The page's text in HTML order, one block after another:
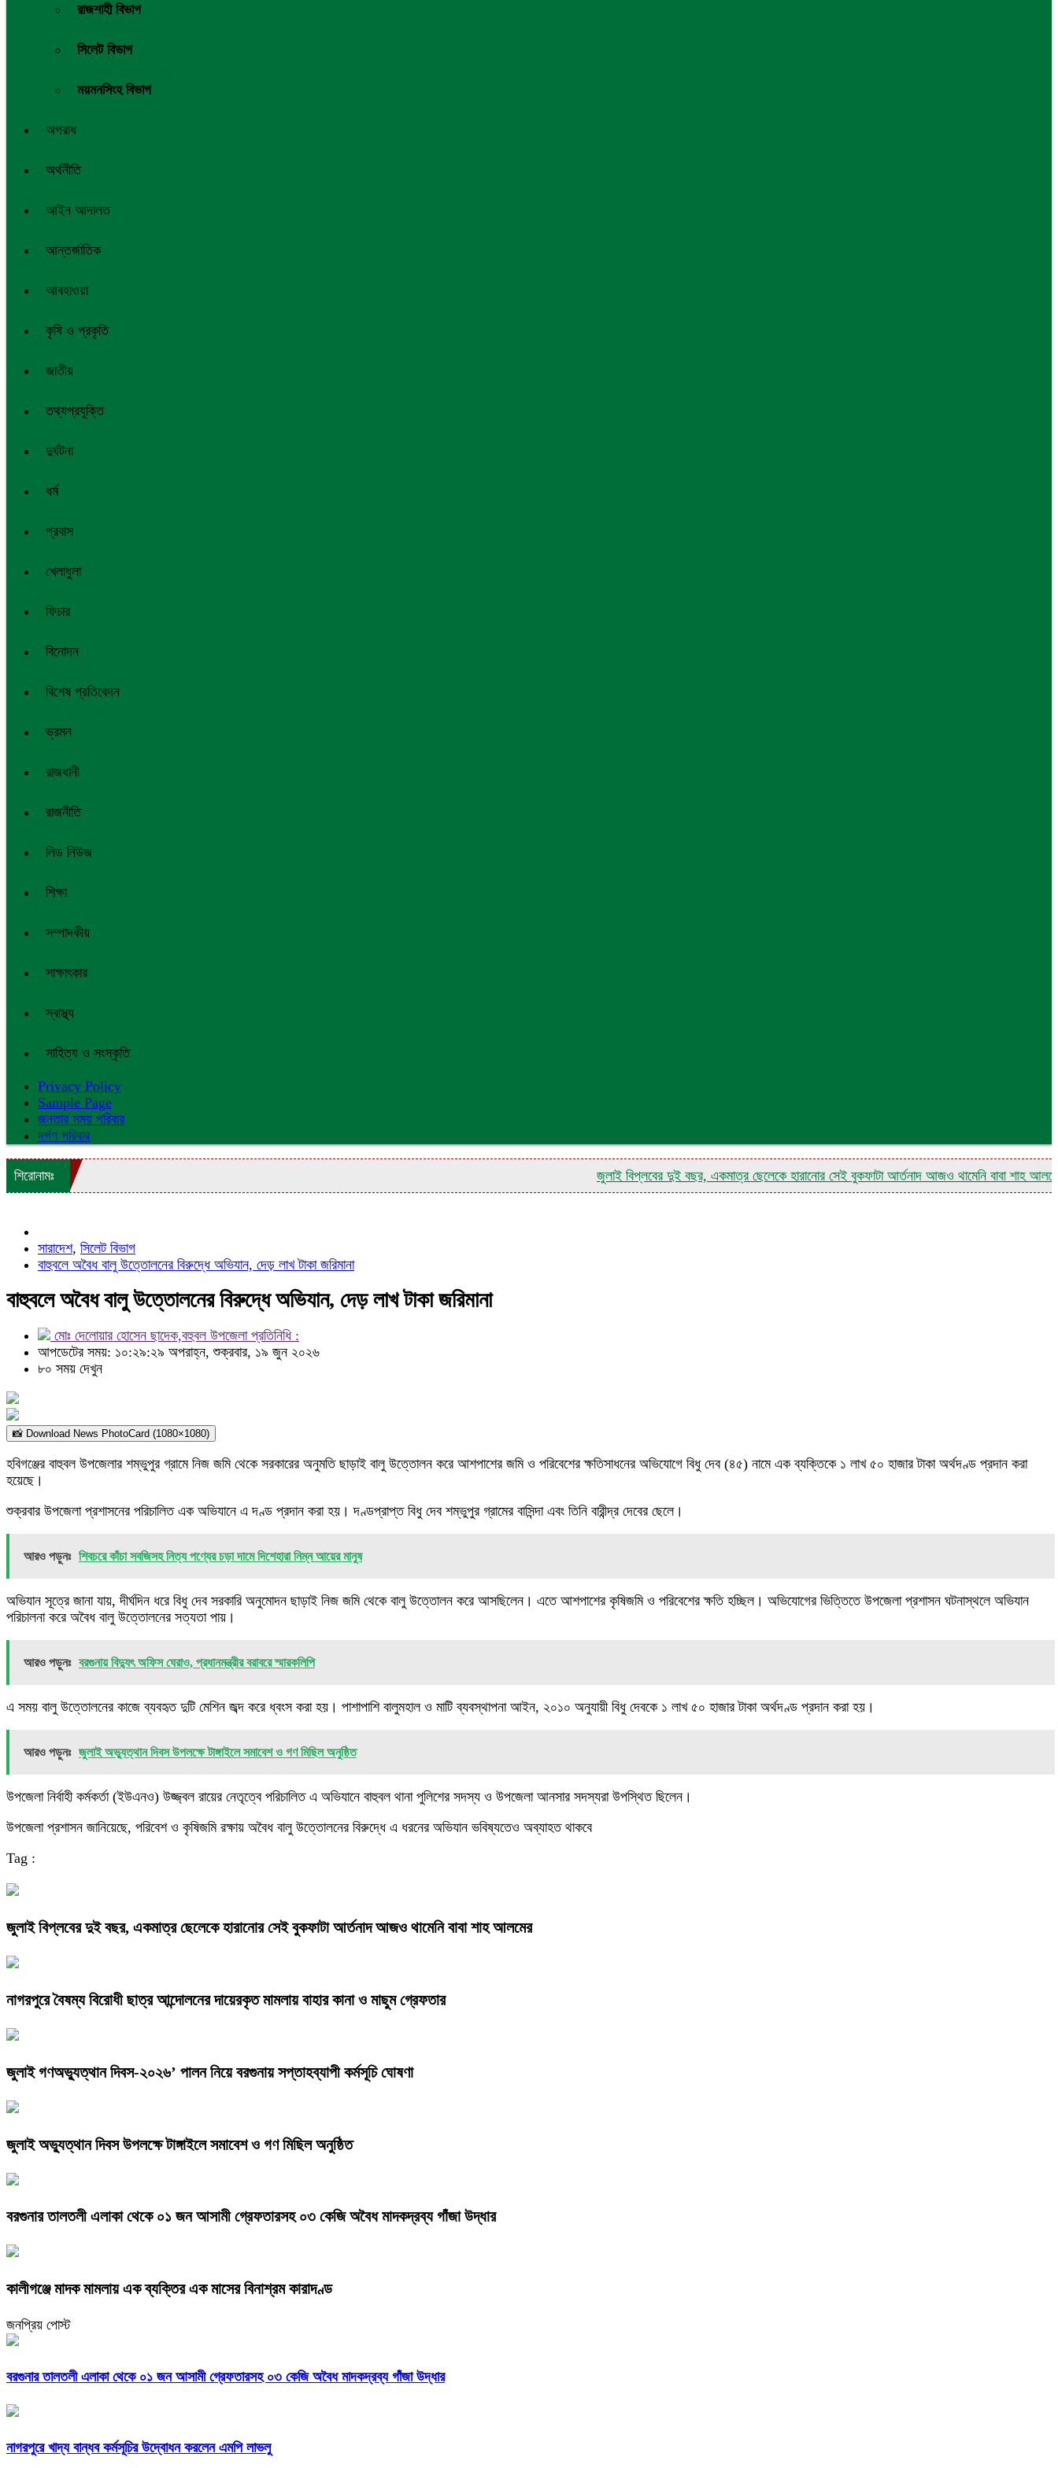
রাজশাহী বিভাগ
সিলেট বিভাগ
ময়মনসিংহ বিভাগ
অপরাধ
অর্থনীতি
আইন আদালত
আন্তর্জাতিক
আবহাওয়া
কৃষি ও প্রকৃতি
জাতীয়
তথ্যপ্রযুক্তি
দুর্ঘটনা
ধর্ম
প্রবাস
খেলাধুলা
ফিচার
বিনোদন
বিশেষ প্রতিবেদন
ভ্রমন
রাজধানী
রাজনীতি
লিড নিউজ
শিক্ষা
সম্পাদকীয়
সাক্ষাৎকার
স্বাস্থ্য
সাহিত্য ও সংস্কৃতি
Privacy Policy
Sample Page
জনতার সময় পরিবার
দর্পণ পরিবার
শিরোনামঃ জুলাই বিপ্লবের দুই বছর, একমাত্র ছেলেকে হারানোর সেই বুকফাটা আর্তনাদ আজও থামেনি বাবা শাহ আলমের
সারাদেশ, সিলেট বিভাগ
বাহুবলে অবৈধ বালু উত্তোলনের বিরুদ্ধে অভিযান, দেড় লাখ টাকা জরিমানা
বাহুবলে অবৈধ বালু উত্তোলনের বিরুদ্ধে অভিযান, দেড় লাখ টাকা জরিমানা
মোঃ দেলোয়ার হোসেন ছাদেক,বহুবল উপজেলা প্রতিনিধি :
আপডেটের সময়: ১০:২৯:২৯ অপরাহ্ন, শুক্রবার, ১৯ জুন ২০২৬
৮০ সময় দেখুন
📸 Download News PhotoCard (1080×1080)
হবিগঞ্জের বাহুবল উপজেলার শম্ভুপুর গ্রামে নিজ জমি থেকে সরকারের অনুমতি ছাড়াই বালু উত্তোলন করে আশপাশের জমি ও পরিবেশের ক্ষতিসাধনের অভিযোগে বিধু দেব (৪৫) নামে এক ব্যক্তিকে ১ লাখ ৫০ হাজার টাকা অর্থদণ্ড প্রদান করা
হয়েছে।
শুক্রবার উপজেলা প্রশাসনের পরিচালিত এক অভিযানে এ দণ্ড প্রদান করা হয়। দণ্ডপ্রাপ্ত বিধু দেব শম্ভুপুর গ্রামের বাসিন্দা এবং তিনি বারীন্দ্র দেবের ছেলে।
আরও পড়ুনঃ শিবচরে কাঁচা সবজিসহ নিত্য পণ্যের চড়া দামে দিশেহারা নিম্ন আয়ের মানুষ
অভিযান সূত্রে জানা যায়, দীর্ঘদিন ধরে বিধু দেব সরকারি অনুমোদন ছাড়াই নিজ জমি থেকে বালু উত্তোলন করে আসছিলেন। এতে আশপাশের কৃষিজমি ও পরিবেশের ক্ষতি হচ্ছিল। অভিযোগের ভিত্তিতে উপজেলা প্রশাসন ঘটনাস্থলে অভিযান
পরিচালনা করে অবৈধ বালু উত্তোলনের সত্যতা পায়।
আরও পড়ুনঃ বরগুনায় বিদ্যুৎ অফিস ঘেরাও, প্রধানমন্ত্রীর বরাবরে স্মারকলিপি
এ সময় বালু উত্তোলনের কাজে ব্যবহৃত দুটি মেশিন জব্দ করে ধ্বংস করা হয়। পাশাপাশি বালুমহাল ও মাটি ব্যবস্থাপনা আইন, ২০১০ অনুযায়ী বিধু দেবকে ১ লাখ ৫০ হাজার টাকা অর্থদণ্ড প্রদান করা হয়।
আরও পড়ুনঃ জুলাই অভ্যুত্থান দিবস উপলক্ষে টাঙ্গাইলে সমাবেশ ও গণ মিছিল অনুষ্ঠিত
উপজেলা নির্বাহী কর্মকর্তা (ইউএনও) উজ্জ্বল রায়ের নেতৃত্বে পরিচালিত এ অভিযানে বাহুবল থানা পুলিশের সদস্য ও উপজেলা আনসার সদস্যরা উপস্থিত ছিলেন।
উপজেলা প্রশাসন জানিয়েছে, পরিবেশ ও কৃষিজমি রক্ষায় অবৈধ বালু উত্তোলনের বিরুদ্ধে এ ধরনের অভিযান ভবিষ্যতেও অব্যাহত থাকবে
Tag :
জুলাই বিপ্লবের দুই বছর, একমাত্র ছেলেকে হারানোর সেই বুকফাটা আর্তনাদ আজও থামেনি বাবা শাহ আলমের
নাগরপুরে বৈষম্য বিরোধী ছাত্র আন্দোলনের দায়েরকৃত মামলায় বাহার কানা ও মাছুম গ্রেফতার
জুলাই গণঅভ্যুত্থান দিবস-২০২৬’ পালন নিয়ে বরগুনায় সপ্তাহব্যাপী কর্মসূচি ঘোষণা
জুলাই অভ্যুত্থান দিবস উপলক্ষে টাঙ্গাইলে সমাবেশ ও গণ মিছিল অনুষ্ঠিত
বরগুনার তালতলী এলাকা থেকে ০১ জন আসামী গ্রেফতারসহ ০৩ কেজি অবৈধ মাদকদ্রব্য গাঁজা উদ্ধার
কালীগঞ্জে মাদক মামলায় এক ব্যক্তির এক মাসের বিনাশ্রম কারাদণ্ড
জনপ্রিয় পোস্ট
বরগুনার তালতলী এলাকা থেকে ০১ জন আসামী গ্রেফতারসহ ০৩ কেজি অবৈধ মাদকদ্রব্য গাঁজা উদ্ধার
নাগরপুরে খাদ্য বান্ধব কর্মসূচির উদ্বোধন করলেন এমপি লাভলু